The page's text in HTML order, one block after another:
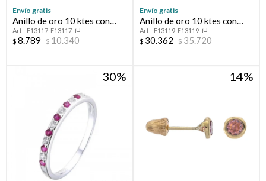
Envío gratis
Anillo de oro 10 ktes con
circonias, FLOT
F13117-F13117
$ 8.789 $10.340
Envío gratis
Anillo de oro 10 ktes con
circonias.
F13119-F13119
$ 30.362 $35.720
30 14